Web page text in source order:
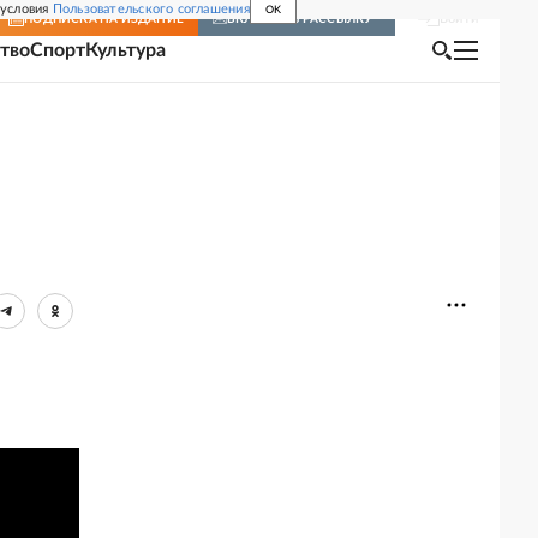
Пользовательского соглашения OK
ПОДПИСКА НА ИЗДАНИЕ ВКЛЮЧИТЬ РАССЫЛКУ
СпортКультура